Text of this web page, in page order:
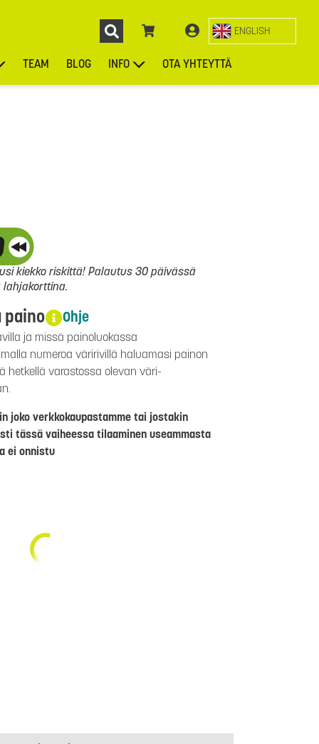
ENGLISH
TEAM BLOG INFO OTA YHTEYTTÄ
kiekko riskittä! Palautus 30 päivässä
paino Ohje
ja missä painoluokassa
numeroa väririvillä haluamasi painon
hetkellä varastossa olevan väri-
joko verkkokaupastamme tai jostakin
tässä vaiheessa tilaaminen useammasta
ei onnistu